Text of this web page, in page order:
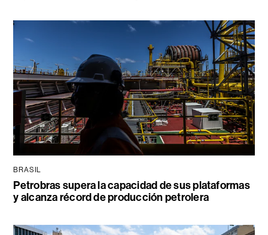
BRASIL
Petrobras supera la capacidad de sus plataformas
y alcanza récord de producción petrolera